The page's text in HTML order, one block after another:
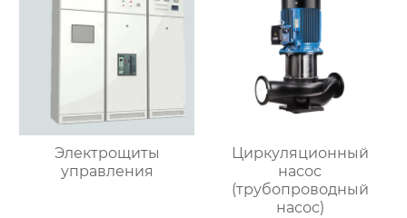
Электрощиты
управления
Циркуляционный
насос
(трубопроводный
насос)